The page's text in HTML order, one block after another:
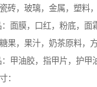
砖，玻璃，金属，塑料，
面膜，口红，粉底，面
果，果汁，奶茶原料，
甲油胶，指甲片，护甲
：